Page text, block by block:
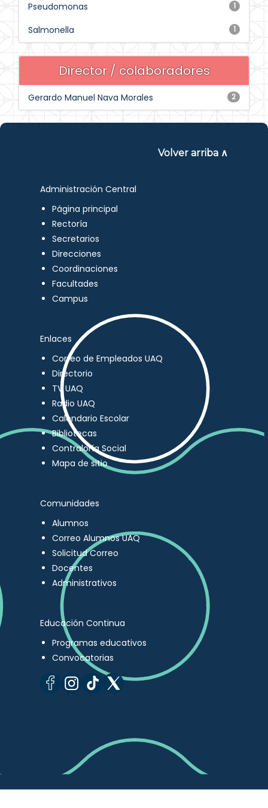
1
Pseudomonas
1
Salmonella
Director / colaboradores
2
Gerardo Manuel Nava Morales
Volver arriba ∧
Administración Central
Página principal
Rectoría
Secretarios
Direcciones
Coordinaciones
Facultades
Campus
Enlaces
Correo de Empleados UAQ
Directorio
TV UAQ
Radio UAQ
Calendario Escolar
Bibliotecas
Contraloría Social
Mapa de sitio
Comunidades
Alumnos
Correo Alumnos UAQ
Solicitud Correo
Docentes
Administrativos
Educación Continua
Programas educativos
Convocatorias